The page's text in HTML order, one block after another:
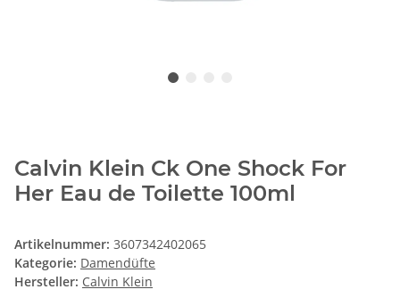
Calvin Klein Ck One Shock For
Her Eau de Toilette 100ml
Artikelnummer: 3607342402065
Kategorie: Damendüfte
Hersteller: Calvin Klein